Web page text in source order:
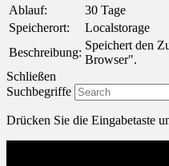
Ablauf:
30 Tage
Speicherort:
Localstorage
Beschreibung:
Speichert den
Browser".
Schließen
Suchbegriffe
Drücken Sie die Eingabetaste